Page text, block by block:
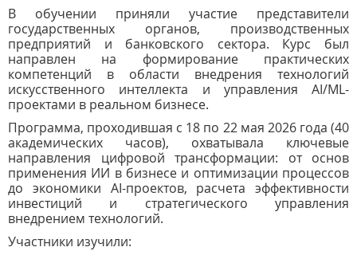
В обучении приняли участие представители
государственных органов, производственных
предприятий и банковского сектора. Курс был
направлен на формирование практических
компетенций в области внедрения технологий
искусственного интеллекта и управления AI/ML-
проектами в реальном бизнесе.
Программа, проходившая с 18 по 22 мая 2026 года (40
академических часов), охватывала ключевые
направления цифровой трансформации: от основ
применения ИИ в бизнесе и оптимизации процессов
до экономики AI-проектов, расчета эффективности
инвестиций и стратегического управления
внедрением технологий.
Участники изучили: